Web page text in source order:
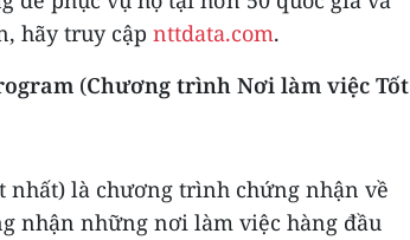
hãy truy cập nttdata.com.
(Chương trình Nơi làm việc Tốt
nhất) là chương trình chứng nhận về
nhận những nơi làm việc hàng đầu